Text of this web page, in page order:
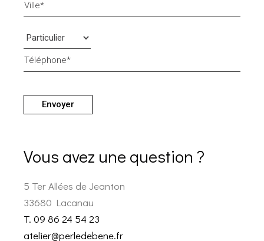
Envoyer
Vous avez une question ?
5 Ter Allées de Jeanton
33680 Lacanau
T. 09 86 24 54 23
atelier@perledebene.fr